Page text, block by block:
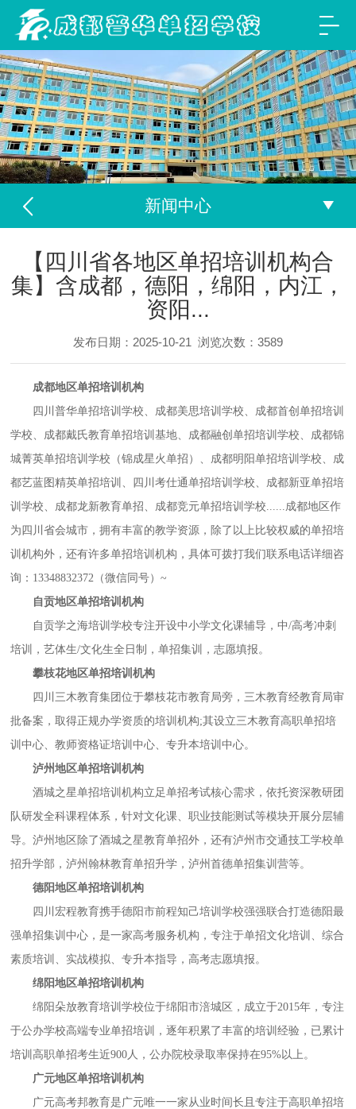
新闻中心
【四川省各地区单招培训机构合
集】含成都，德阳，绵阳，内江，
资阳...
发布日期：2025-10-21 浏览次数：3589
成都地区单招培训机构
四川普华单招培训学校、成都美思培训学校、成都首创单招培训
学校、成都戴氏教育单招培训基地、成都融创单招培训学校、成都锦
城菁英单招培训学校（锦成星火单招）、成都明阳单招培训学校、成
都艺蓝图精英单招培训、四川考仕通单招培训学校、成都新亚单招培
训学校、成都龙新教育单招、成都竞元单招培训学校......成都地区作
为四川省会城市，拥有丰富的教学资源，除了以上比较权威的单招培
训机构外，还有许多单招培训机构，具体可拨打我们联系电话详细咨
询：13348832372（微信同号）~
自贡地区单招培训机构
自贡学之海培训学校专注开设中小学文化课辅导，中/高考冲刺
培训，艺体生/文化生全日制，单招集训，志愿填报。
攀枝花地区单招培训机构
四川三木教育集团位于攀枝花市教育局旁，三木教育经教育局审
批备案，取得正规办学资质的培训机构;其设立三木教育高职单招培
训中心、教师资格证培训中心、专升本培训中心。
泸州地区单招培训机构
酒城之星单招培训机构立足单招考试核心需求，依托资深教研团
队研发全科课程体系，针对文化课、职业技能测试等模块开展分层辅
导。泸州地区除了酒城之星教育单招外，还有泸州市交通技工学校单
招升学部，泸州翰林教育单招升学，泸州首德单招集训营等。
德阳地区单招培训机构
四川宏程教育携手德阳市前程知己培训学校强强联合打造德阳最
强单招集训中心，是一家高考服务机构，专注于单招文化培训、综合
素质培训、实战模拟、专升本指导，高考志愿填报。
绵阳地区单招培训机构
绵阳朵放教育培训学校位于绵阳市涪城区，成立于2015年，专注
于公办学校高端专业单招培训，逐年积累了丰富的培训经验，已累计
培训高职单招考生近900人，公办院校录取率保持在95%以上。
广元地区单招培训机构
广元高考邦教育是广元唯一一家从业时间长且专注于高职单招培